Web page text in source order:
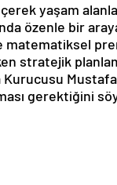
yaşam
özenle bir
matematiksel
stratejik
gerektiğini